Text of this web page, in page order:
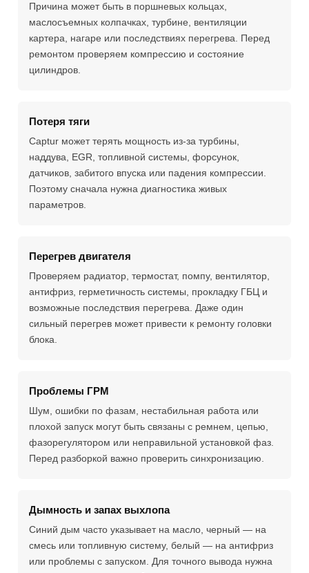
Причина может быть в поршневых кольцах,
маслосъемных колпачках, турбине, вентиляции
картера, нагаре или последствиях перегрева. Перед
ремонтом проверяем компрессию и состояние
цилиндров.
Потеря тяги
Captur может терять мощность из-за турбины,
наддува, EGR, топливной системы, форсунок,
датчиков, забитого впуска или падения компрессии.
Поэтому сначала нужна диагностика живых
параметров.
Перегрев двигателя
Проверяем радиатор, термостат, помпу, вентилятор,
антифриз, герметичность системы, прокладку ГБЦ и
возможные последствия перегрева. Даже один
сильный перегрев может привести к ремонту головки
блока.
Проблемы ГРМ
Шум, ошибки по фазам, нестабильная работа или
плохой запуск могут быть связаны с ремнем, цепью,
фазорегулятором или неправильной установкой фаз.
Перед разборкой важно проверить синхронизацию.
Дымность и запах выхлопа
Синий дым часто указывает на масло, черный — на
смесь или топливную систему, белый — на антифриз
или проблемы с запуском. Для точного вывода нужна